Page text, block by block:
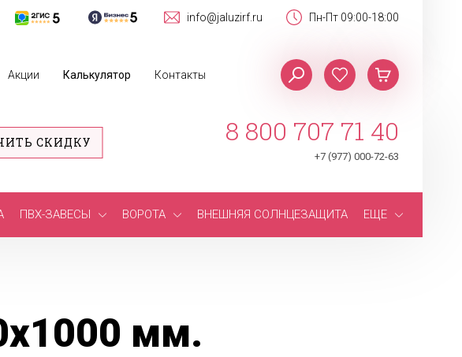
Пн-Пт 09:00-18:00
info@jaluzirf.ru
Акции Калькулятор Контакты
СКИДКУ 8 800 707 71 40
+7 (977) 000-72-63
ПВХ-ЗАВЕСЫ ВОРОТА ВНЕШНЯЯ СОЛНЦЕЗАЩИТА ЕЩЕ
мм.